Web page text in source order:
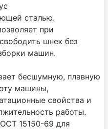
сталью.
при
шнек без
машин.
бесшумную, плавную
машины,
свойства и
работы.
15150-69 для